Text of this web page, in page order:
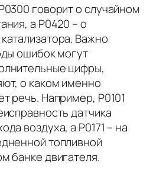
говорит о случайном
а P0420 – о
Важно
ошибок могут
цифры,
о каком именно
речь. Например, P0101
датчика
воздуха, а P0171 – на
топливной
банке двигателя.